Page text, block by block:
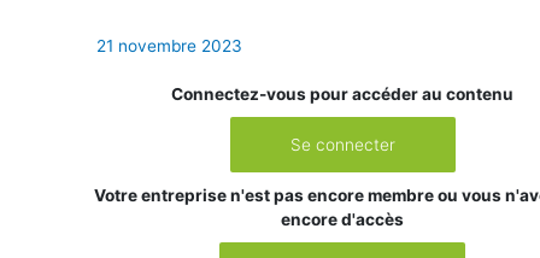
21 novembre 2023
Connectez-vous pour accéder au contenu
Se connecter
Votre entreprise n'est pas encore membre ou vous
encore d'accès